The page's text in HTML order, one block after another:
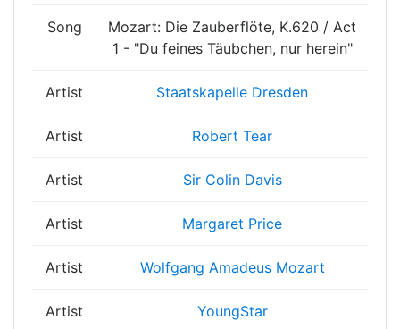
Song
Mozart: Die Zauberflöte, K.620 / Act
1 - "Du feines Täubchen, nur herein"
Artist Staatskapelle Dresden
Artist Robert Tear
Artist Sir Colin Davis
Artist Margaret Price
Artist Wolfgang Amadeus Mozart
Artist YoungStar